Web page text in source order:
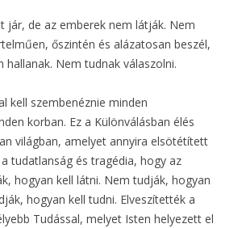
jár, de az emberek nem látják. Nem
őszintén és alázatosan beszél,
hallanak. Nem tudnak válaszolni.
kell szembenéznie minden
korban. Ez a Különválásban élés
világban, amelyet annyira elsötétített
tudatlanság és tragédia, hogy az
hogyan kell látni. Nem tudják, hogyan
hogyan kell tudni. Elveszítették a
Tudással, melyet Isten helyezett el